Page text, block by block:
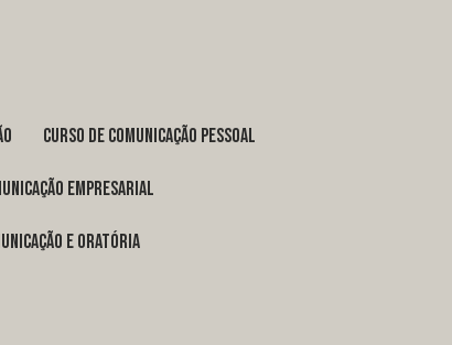
curso de comunicação pessoal
empresarial
e oratória